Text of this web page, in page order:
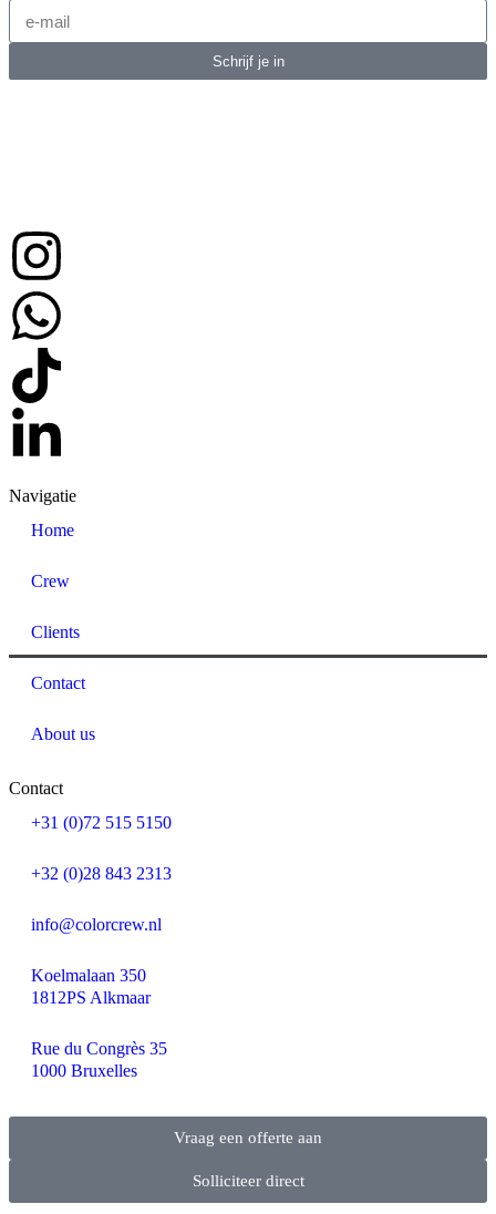
Schrijf je in
Navigatie
Home
Crew
Clients
Contact
About us
Contact
+31 (0)72 515 5150
+32 (0)28 843 2313
info@colorcrew.nl
Koelmalaan 350
1812PS Alkmaar
Rue du Congrès 35
1000 Bruxelles
Vraag een offerte aan
Solliciteer direct